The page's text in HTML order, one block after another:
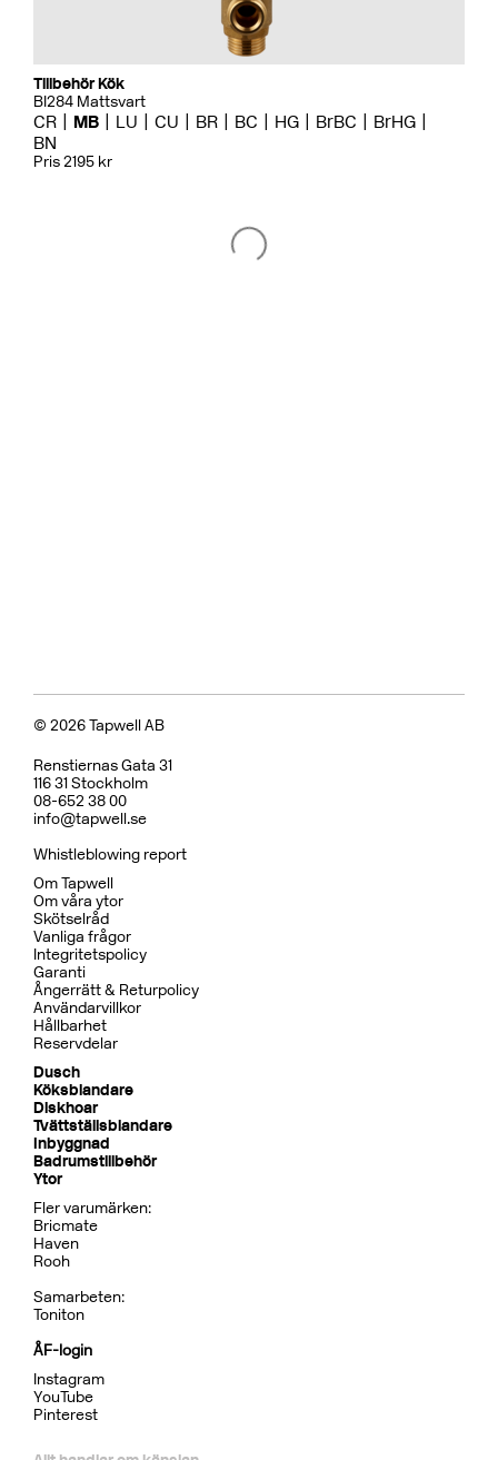
Tillbehör Kök
BI284 Mattsvart
CR MB LU CU BR BC HG BrBC
BrHG
BN
Pris 2195 kr
Badkarsblandare
BOX026 Mattsvart
CR MB LU
Pris 15995 kr
Tillbehör Inbyggnad
BOX300/300 Mattsvart
Pris 4995 kr